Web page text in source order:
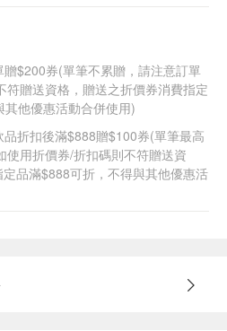
$200券(單筆不累贈，請注意訂單
符贈送資格，贈送之折價券消費指定
他優惠活動合併使用)
折扣後滿$888贈$100券(單筆最高
使用折價券/折扣碼則不符贈送資
品滿$888可折，不得與其他優惠活